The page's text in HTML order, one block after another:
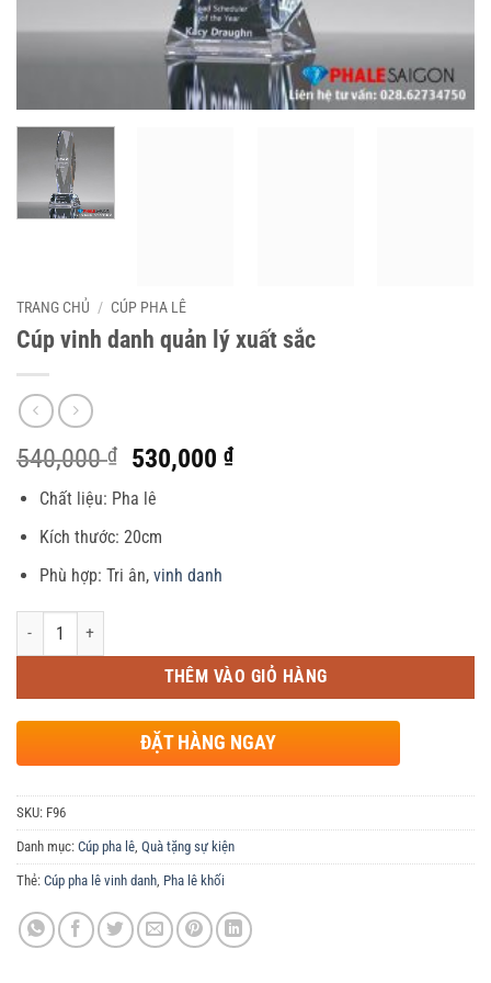
TRANG CHỦ / CÚP PHA LÊ
Cúp vinh danh quản lý xuất sắc
540,000₫
Giá
gốc
là:
540,000 ₫.
530,000₫Giá
Chất liệu: Pha lê
Kích thước: 20cm
Phù hợp: Tri ân, vinh danh
Số lượng
THÊM VÀO GIỎ HÀNG
ĐẶT HÀNG NGAY
SKU: F96
Danh mục: Cúp pha lê, Quà tặng sự kiện
Thẻ: Cúp pha lê vinh danh, Pha lê khối